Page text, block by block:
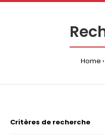
Home
Critères de recherche